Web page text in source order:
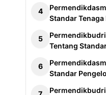
Standar
Tentang
Standar